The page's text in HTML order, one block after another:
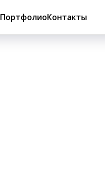
ПортфолиоКонтакты